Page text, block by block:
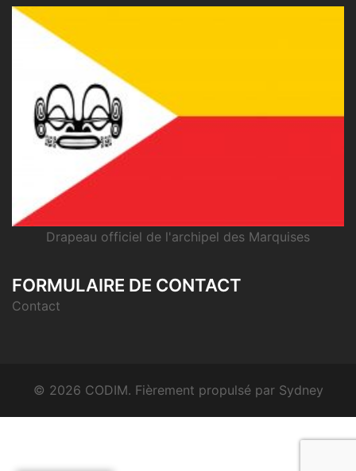
Drapeau officiel de l'archipel des Marquises
FORMULAIRE DE CONTACT
Contact
© 2026 CODIM. Fièrement propulsé par Sydney